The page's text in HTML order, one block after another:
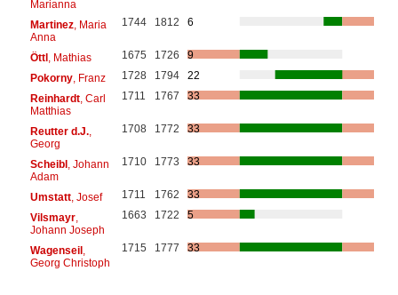
Marianna
Martinez, Maria
Anna
1744 1812 6
Öttl, Mathias 1675 1726
9
Pokorny, Franz 1728 1794
22
Reinhardt, Carl
Matthias
1711 1767 33
Reutter d.J.,
Georg
1708 1772 33
Scheibl, Johann
Adam
1710 1773 33
Umstatt, Josef 1711 1762
33
Vilsmayr,
Johann Joseph
1663 1722 5
Wagenseil,
Georg Christoph
1715 1777 33